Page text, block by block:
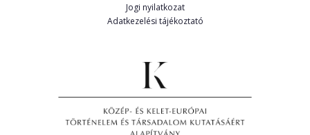
Jogi nyilatkozat
Adatkezelési tájékoztató